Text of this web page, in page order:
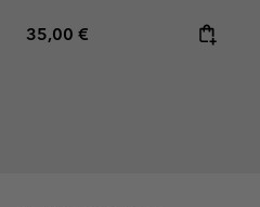
Regular price:
35,00 €